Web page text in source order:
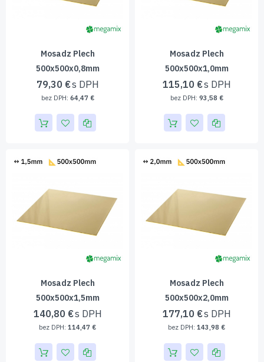
Mosadz Plech
500x500x0,8mm
79,30 €
64,47 €
Mosadz Plech
500x500x1,0mm
115,10 €
93,58 €
Mosadz Plech
500x500x1,5mm
140,80 €
114,47 €
Mosadz Plech
500x500x2,0mm
177,10 €
143,98 €